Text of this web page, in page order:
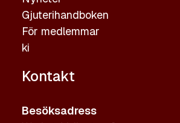
Gjuterihandboken
För medlemmar
ki
Kontakt
Besöksadress